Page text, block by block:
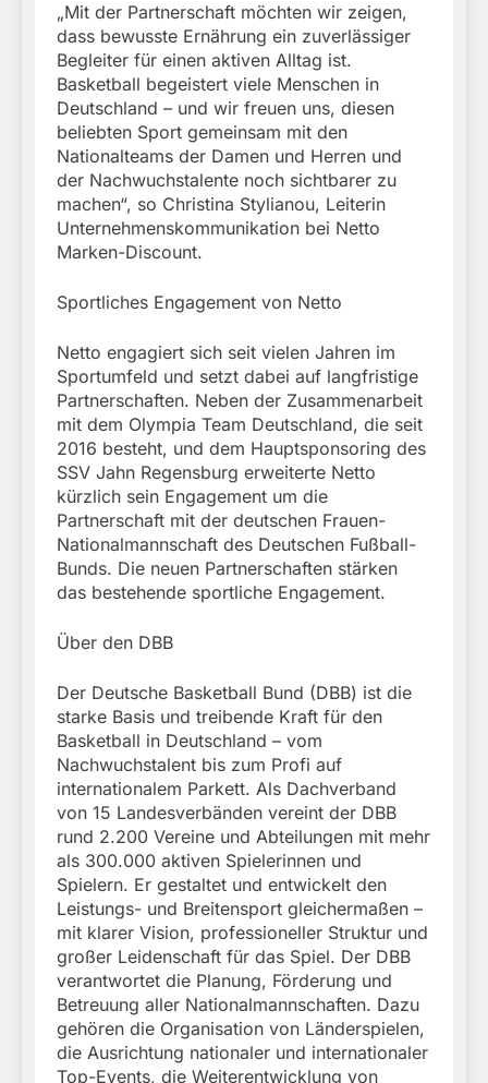
„Mit der Partnerschaft möchten wir zeigen,
dass bewusste Ernährung ein zuverlässiger
Begleiter für einen aktiven Alltag ist.
Basketball begeistert viele Menschen in
Deutschland – und wir freuen uns, diesen
beliebten Sport gemeinsam mit den
Nationalteams der Damen und Herren und
der Nachwuchstalente noch sichtbarer zu
machen“, so Christina Stylianou, Leiterin
Unternehmenskommunikation bei Netto
Marken-Discount.
Sportliches Engagement von Netto
Netto engagiert sich seit vielen Jahren im
Sportumfeld und setzt dabei auf langfristige
Partnerschaften. Neben der Zusammenarbeit
mit dem Olympia Team Deutschland, die seit
2016 besteht, und dem Hauptsponsoring des
SSV Jahn Regensburg erweiterte Netto
kürzlich sein Engagement um die
Partnerschaft mit der deutschen Frauen-
Nationalmannschaft des Deutschen Fußball-
Bunds. Die neuen Partnerschaften stärken
das bestehende sportliche Engagement.
Über den DBB
Der Deutsche Basketball Bund (DBB) ist die
starke Basis und treibende Kraft für den
Basketball in Deutschland – vom
Nachwuchstalent bis zum Profi auf
internationalem Parkett. Als Dachverband
von 15 Landesverbänden vereint der DBB
rund 2.200 Vereine und Abteilungen mit mehr
als 300.000 aktiven Spielerinnen und
Spielern. Er gestaltet und entwickelt den
Leistungs- und Breitensport gleichermaßen –
mit klarer Vision, professioneller Struktur und
großer Leidenschaft für das Spiel. Der DBB
verantwortet die Planung, Förderung und
Betreuung aller Nationalmannschaften. Dazu
gehören die Organisation von Länderspielen,
die Ausrichtung nationaler und internationaler
Top-Events, die Weiterentwicklung von